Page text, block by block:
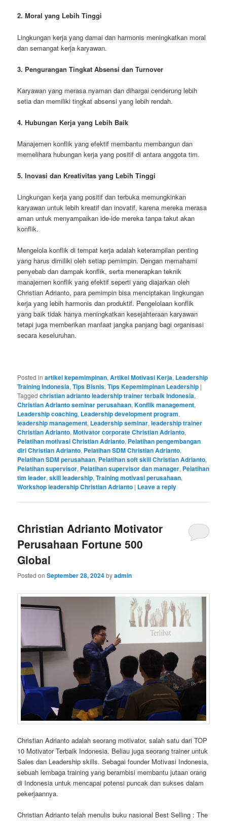
2. Moral yang Lebih Tinggi
Lingkungan kerja yang damai dan harmonis meningkatkan moral
dan semangat kerja karyawan.
3. Pengurangan Tingkat Absensi dan Turnover
Karyawan yang merasa nyaman dan dihargai cenderung lebih
setia dan memiliki tingkat absensi yang lebih rendah.
4. Hubungan Kerja yang Lebih Baik
Manajemen konflik yang efektif membantu membangun dan
memelihara hubungan kerja yang positif di antara anggota tim.
5. Inovasi dan Kreativitas yang Lebih Tinggi
Lingkungan kerja yang positif dan terbuka memungkinkan
karyawan untuk lebih kreatif dan inovatif, karena mereka merasa
aman untuk menyampaikan ide-ide mereka tanpa takut akan
konflik.
Mengelola konflik di tempat kerja adalah keterampilan penting
yang harus dimiliki oleh setiap pemimpin. Dengan memahami
penyebab dan dampak konflik, serta menerapkan teknik
manajemen konflik yang efektif seperti yang diajarkan oleh
Christian Adrianto, para pemimpin bisa menciptakan lingkungan
kerja yang lebih harmonis dan produktif. Pengelolaan konflik
yang baik tidak hanya meningkatkan kesejahteraan karyawan
tetapi juga memberikan manfaat jangka panjang bagi organisasi
secara keseluruhan.
Posted in artikel kepemimpinan,Artikel Motivasi Kerja, Leadership
Training Indonesia,Tips Bisnis,Tips Kepemimpinan Leadership |
Tagged christian adrianto leadership trainer terbaik Indonesia,
Christian Adrianto seminar perusahaan,Konflik management,
Leadership coaching, Leadership development program,
leadership management, Leadership seminar,leadership trainer
Christian Adrianto,Motivator corporate Christian Adrianto,
Pelatihan motivasi Christian Adrianto, Pelatihan pengembangan
diri Christian Adrianto, Pelatihan SDM Christian Adrianto,
Pelatihan SDM perusahaan, Pelatihan soft skill Christian Adrianto,
Pelatihan supervisor, Pelatihan supervisor dan manager, Pelatihan
tim leader,skill leadership,Training motivasi perusahaan,
Workshop leadership Christian Adrianto | Leave a reply
Christian Adrianto Motivator
Perusahaan Fortune 500
Global
Posted onSeptember 28, 2024byadmin
Christian Adrianto adalah seorang motivator, salah satu dari TOP
10 Motivator Terbaik Indonesia. Beliau juga seorang trainer untuk
Sales dan Leadership skills. Sebagai founder Motivasi Indonesia,
sebuah lembaga training yang berambisi membantu jutaan orang
di Indonesia untuk mencapai potensi puncak dan sukses dalam
pekerjaannya.
Christian Adrianto telah menulis buku nasional Best Selling : The